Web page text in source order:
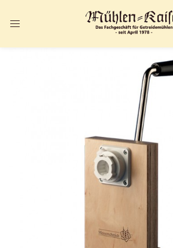
ANMELDEN
Geben Sie Ihren Benutzernamen und Ihr
Angemeldet bleiben